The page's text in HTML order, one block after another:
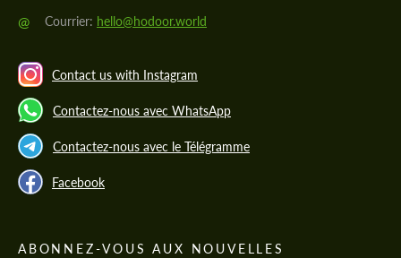
@ Courrier: hello@hodoor.world
Contact us with Instagram
Contactez-nous avec WhatsApp
Contactez-nous avec le Télégramme
Facebook
ABONNEZ-VOUS AUX NOUVELLES